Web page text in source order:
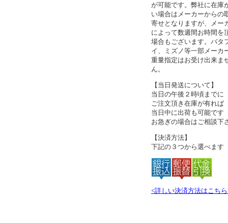
が可能です。弊社に在庫
い場合はメーカーからの
寄せとなりますが、メー
によって数週間お時間を
場合もございます。バタ
イ、ミズノ等一部メーカ
重量指定はお受け出来ま
ん。
【当日発送について】
当日の午後２時頃までに
ご注文頂き在庫が有れば
当日中に出荷も可能です
お急ぎの場合はご相談下
【決済方法】
下記の３つから選べます
<詳しい決済方法はこち